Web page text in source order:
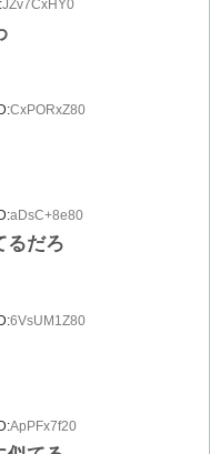
JZv7CxHY0
CxPORxZ80
aDsC+8e80
るだろ
6VsUM1Z80
ApPFx7f20